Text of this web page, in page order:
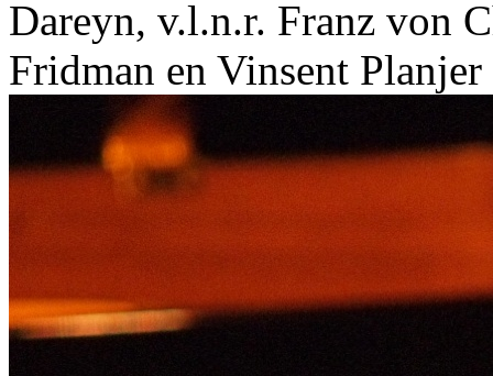
Dareyn, v.l.n.r. Franz von
Fridman en Vinsent Planjer